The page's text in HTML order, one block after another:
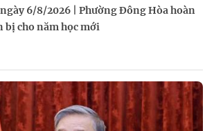
6/8/2026 | Phường Đông Hòa hoàn
bị cho năm học mới